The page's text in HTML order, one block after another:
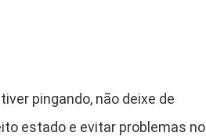
pingando, não deixe de
estado e evitar problemas no